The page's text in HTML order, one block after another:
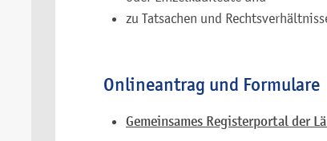
zu Tatsachen und
Onlineantrag und Formulare
Gemeinsames Registerportal der